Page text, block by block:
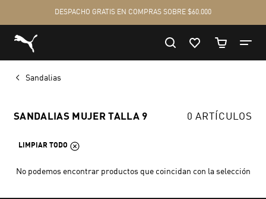
Sandalias
SANDALIAS MUJER TALLA 9 0 ARTÍCULOS
LIMPIAR TODO
No podemos encontrar productos que coincidan con la selección